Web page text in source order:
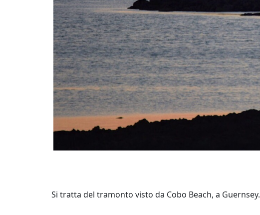
Si tratta del tramonto visto da Cobo Beach, a Guernsey.